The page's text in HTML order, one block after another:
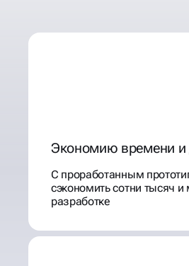
Экономию времени и
С проработанным
сэкономить сотни тысяч
разработке